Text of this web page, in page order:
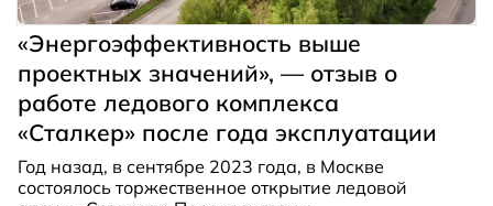
«Энергоэффективность выше
проектных значений», — отзыв о
работе ледового комплекса
«Сталкер» после года эксплуатации
Год назад, в сентябре 2023 года, в Москве
состоялось торжественное открытие ледовой